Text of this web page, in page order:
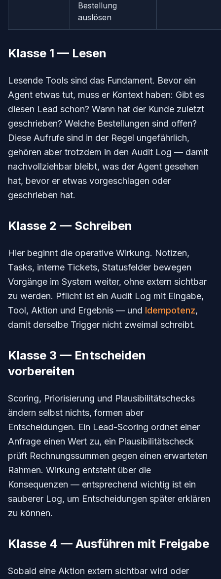
Bestellung
auslösen
Klasse 1 — Lesen
Lesende Tools sind das Fundament. Bevor ein
Agent etwas tut, muss er Kontext haben: Gibt es
diesen Lead schon? Wann hat der Kunde zuletzt
geschrieben? Welche Bestellungen sind offen?
Diese Aufrufe sind in der Regel ungefährlich,
gehören aber trotzdem in den Audit Log — damit
nachvollziehbar bleibt, was der Agent gesehen
hat, bevor er etwas vorgeschlagen oder
geschrieben hat.
Klasse 2 — Schreiben
Hier beginnt die operative Wirkung. Notizen,
Tasks, interne Tickets, Statusfelder bewegen
Vorgänge im System weiter, ohne extern sichtbar
zu werden. Pflicht ist ein Audit Log mit Eingabe,
Tool, Aktion und Ergebnis — und Idempotenz,
damit derselbe Trigger nicht zweimal schreibt.
Klasse 3 — Entscheiden
vorbereiten
Scoring, Priorisierung und Plausibilitätschecks
ändern selbst nichts, formen aber
Entscheidungen. Ein Lead-Scoring ordnet einer
Anfrage einen Wert zu, ein Plausibilitätscheck
prüft Rechnungssummen gegen einen erwarteten
Rahmen. Wirkung entsteht über die
Konsequenzen — entsprechend wichtig ist ein
sauberer Log, um Entscheidungen später erklären
zu können.
Klasse 4 — Ausführen mit Freigabe
Sobald eine Aktion extern sichtbar wird oder